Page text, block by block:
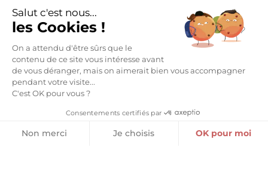
RILLETTES DE BAR À LA
TRUFFE
12,10€
GROS SEL SÉCHÉ SPÉCIAL
Salut c'est nous...
les Cookies !
On a attendu d'être sûrs que le
contenu de ce site vous intéresse avant
de vous déranger, mais on aimerait bien vous accompagner
pendant votre visite...
C'est OK pour vous ?
Consentements certifiés par
Non merci Je choisis OK pour moi